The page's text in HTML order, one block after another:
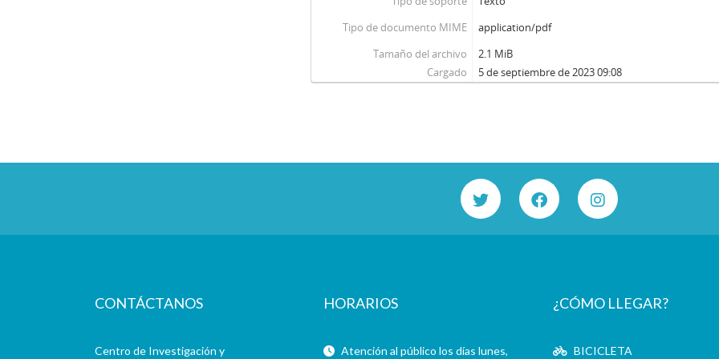
Tipo de documento MIME
application/pdf
Tamaño del archivo
2.1 MiB
Cargado
5 de septiembre de 2023 09:08
CONTÁCTANOS
Centro de Investigación y
HORARIOS
Atención al público los días lunes,
¿CÓMO LLEGAR?
BICICLETA